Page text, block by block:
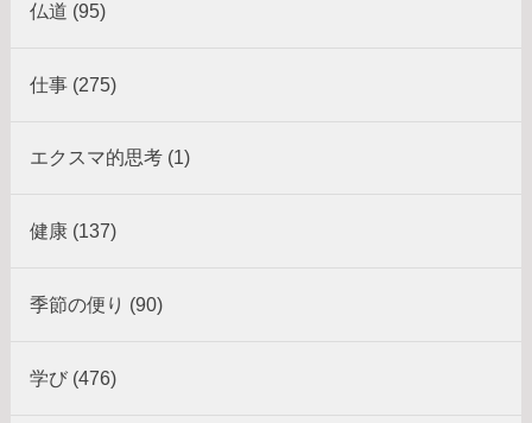
仏道 (95)
仕事 (275)
エクスマ的思考 (1)
健康 (137)
季節の便り (90)
学び (476)